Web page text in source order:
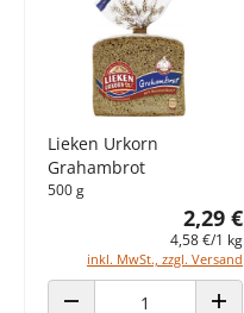
Lieken Urkorn
Grahambrot
500 g
2,29 €
4,58 €/1 kg
inkl. MwSt., zzgl. Versand